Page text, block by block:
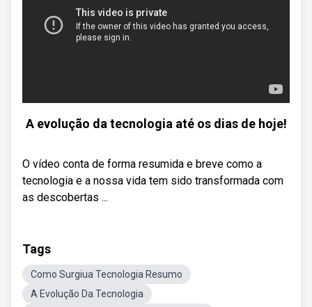
A evolução da tecnologia até os dias de hoje!
O vídeo conta de forma resumida e breve como a
tecnologia e a nossa vida tem sido transformada com
as descobertas ...
Tags
Como Surgiua Tecnologia Resumo
A Evolução Da Tecnologia